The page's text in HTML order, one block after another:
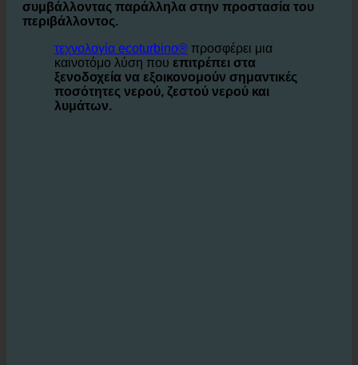
καθημερινά μεγάλες ποσότητες νερού, οι επιχειρήσεις
αντιμετωπίζουν την πρόκληση
την αποτελεσματική
χρήση του νερού για τη μείωση του κόστους,
συμβάλλοντας παράλληλα στην προστασία του
περιβάλλοντος.
τεχνολογία ecoturbino®προσφέρει μια
καινοτόμο λύση που επιτρέπει στα
ξενοδοχεία να εξοικονομούν σημαντικές